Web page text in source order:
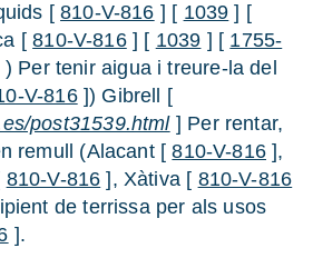
[810-V-816 ] [ 1039 ] [
[810-V-816] [ 1039 ] [ 1755-
) Per tenir aigua i treure-la del
V-816]) Gibrell [
post31539.html] Per rentar,
remull (Alacant [810-V-816 ],
810-V-816 ], Xàtiva [ 810-V-816
de terrissa per als usos
].